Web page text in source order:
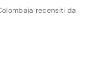
recensiti da